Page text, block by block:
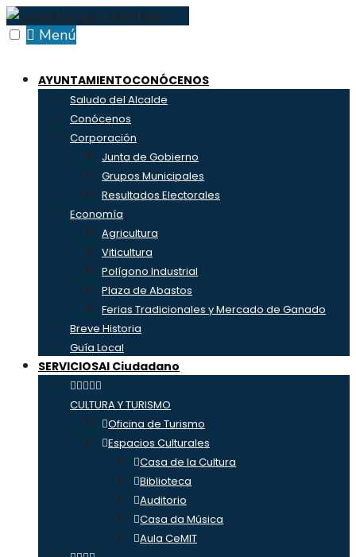
Skip
to
Menú
AYUNTAMIENTOCONÓCENOS
Saludo del Alcalde
Conócenos
Corporación
Junta de Gobierno
Grupos Municipales
Resultados Electorales
Economía
Agricultura
Viticultura
Polígono Industrial
Plaza de Abastos
Ferias Tradicionales y Mercado de Ganado
Breve Historia
Guía Local
SERVICIOSAl Ciudadano
CULTURA Y TURISMO
Oficina de Turismo
Espacios Culturales
Casa de la Cultura
Biblioteca
Auditorio
Casa da Música
Aula CeMIT